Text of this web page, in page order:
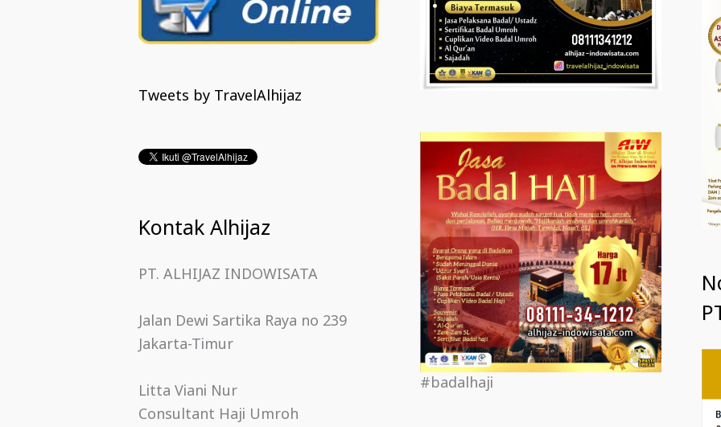
Tweets by TravelAlhijaz
Kontak Alhijaz
PT. ALHIJAZ INDOWISATA
Jalan Dewi Sartika Raya no 239
Jakarta-Timur
Litta Viani Nur
Consultant Haji Umroh
#badalhaji